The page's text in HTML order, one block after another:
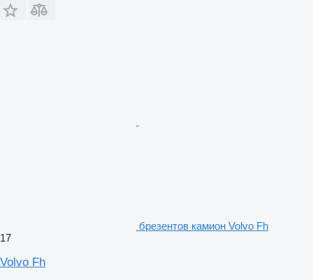
брезентов камион Volvo Fh
17
Volvo Fh